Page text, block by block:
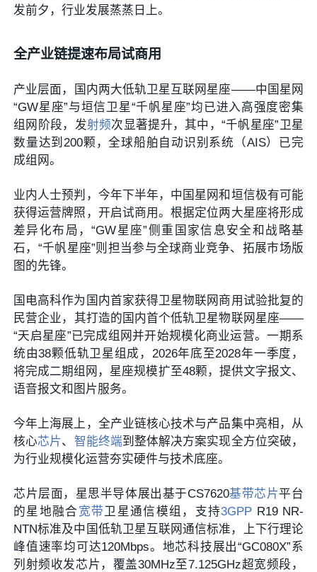
发前夕，行业发展蒸蒸日上。
全产业链提速布局试商用
产业层面，国内两大低轨卫星互联网星座——中国星网
“GW星座”与垣信卫星“千帆星座”均已进入高强度密集
组网阶段，发射频次显著提升，其中，“千帆星座”卫星
数量达到200颗，全球船舶自动识别系统（AIS）已完
成组网。
业内人士预判，今年下半年，中国星网和垣信极有可能
获得运营牌照，开启试商用。根据定位两大星座将形成
差异化布局，“GW星座”侧重国家信息安全和战略基
石，“千帆星座”则担当参与全球商业竞争、拓展市场版
图的先锋。
国电高科作为国内首家获得卫星物联网商用试验批复的
民营企业，其打造的国内首个低轨卫星物联网星座——
“天启星座”已完成组网并开始规模化商业运营。一期系
统由38颗低轨卫星组成，2026年底至2028年一季度，
将完成二期组网，星座规模扩至48颗，提供文字报文、
语音报文和图片服务。
今年上海展上，全产业链核心技术与产品集中亮相，从
核心芯片、 智能终端到整体解决方案实现全方位突破，
为行业规模化运营夯实硬件与技术底座。
芯片层面，星思半导体展出基于CS7620基带芯片平台
的星地融合 宽带卫星通信模组，支持3GPP R19 NR-
NTN标准及中国低轨卫星互联网通信标准，上下行理论
峰值速率均可达120Mbps。地芯科技展出“GC080X”系
列射频收发芯片，覆盖30MHz至7.125GHz超宽频段，